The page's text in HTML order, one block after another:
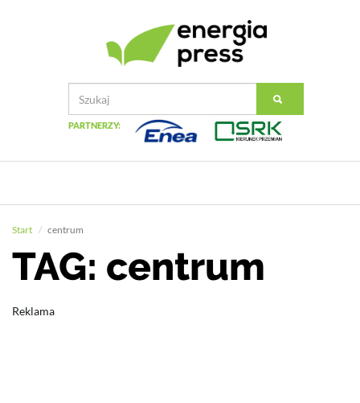
PARTNERZY:
Start centrum
TAG: centrum
Reklama